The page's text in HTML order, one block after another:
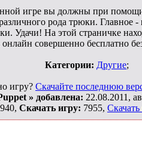
игре вы должны при
рода трюки. Главное -
Удачи! На этой страничке
онлайн совершенно бесплатно
Категории: Другие;
игру? Скачайте последнюю
» добавлена: 22.08.2011,
Скачать игру: 7955,